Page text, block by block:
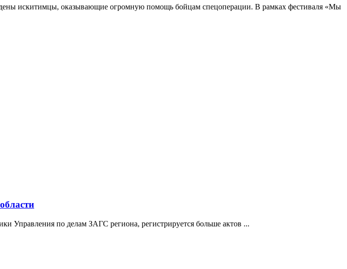
искитимцы, оказывающие огромную помощь бойцам спецоперации. В рамках фестиваля «Мы
Управления по делам ЗАГС региона, регистрируется больше актов ...